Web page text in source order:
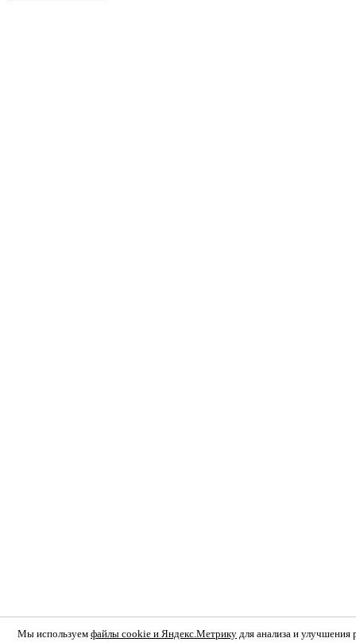
Мы используем файлы cookie и Яндекс.Метрику для анализа и улучшения